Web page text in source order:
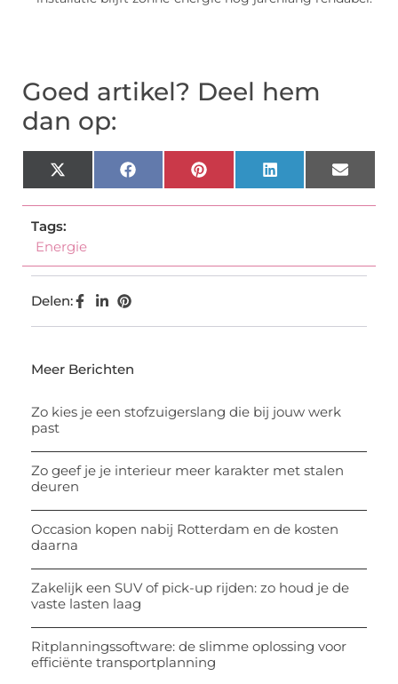
Goed artikel? Deel hem
dan op:
X
(Twitter)
FacebookPinterest LinkedIn Email
Tags:
Energie
Delen:
Meer Berichten
Zo kies je een stofzuigerslang die bij jouw werk
past
Zo geef je je interieur meer karakter met stalen
deuren
Occasion kopen nabij Rotterdam en de kosten
daarna
Zakelijk een SUV of pick-up rijden: zo houd je de
vaste lasten laag
Ritplanningssoftware: de slimme oplossing voor
efficiënte transportplanning